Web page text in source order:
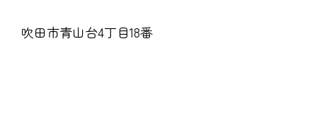
吹田市青山台4丁目18番